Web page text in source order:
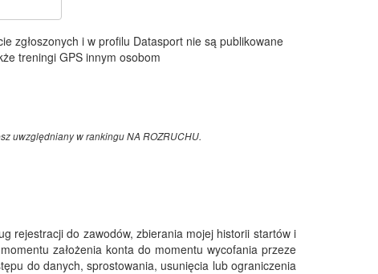
zgłoszonych i w profilu Datasport nie są publikowane
treningi GPS innym osobom
uwzględniany w rankingu NA ROZRUCHU.
rejestracji do zawodów, zbierania mojej historii startów i
założenia konta do momentu wycofania przeze
do danych, sprostowania, usunięcia lub ograniczenia